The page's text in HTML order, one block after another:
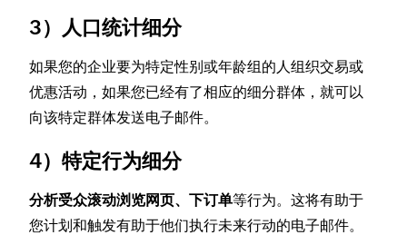
3）人口统计细分
如果您的企业要为特定性别或年龄组的人组织交易或
优惠活动，如果您已经有了相应的细分群体，就可以
向该特定群体发送电子邮件。
4）特定行为细分
分析受众滚动浏览网页、下订单等行为。这将有助于
您计划和触发有助于他们执行未来行动的电子邮件。